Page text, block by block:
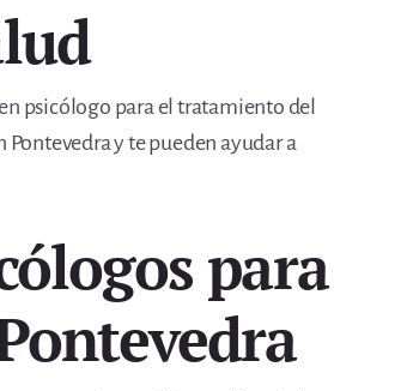
psicólogo para el tratamiento del
Pontevedra y te pueden ayudar a
para